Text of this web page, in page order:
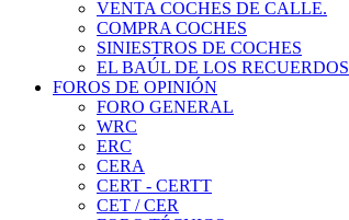
VENTA COCHES DE CALLE.
COMPRA COCHES
SINIESTROS DE COCHES
EL BAÚL DE LOS RECUERDOS
FOROS DE OPINIÓN
FORO GENERAL
WRC
ERC
CERA
CERT - CERTT
CET / CER